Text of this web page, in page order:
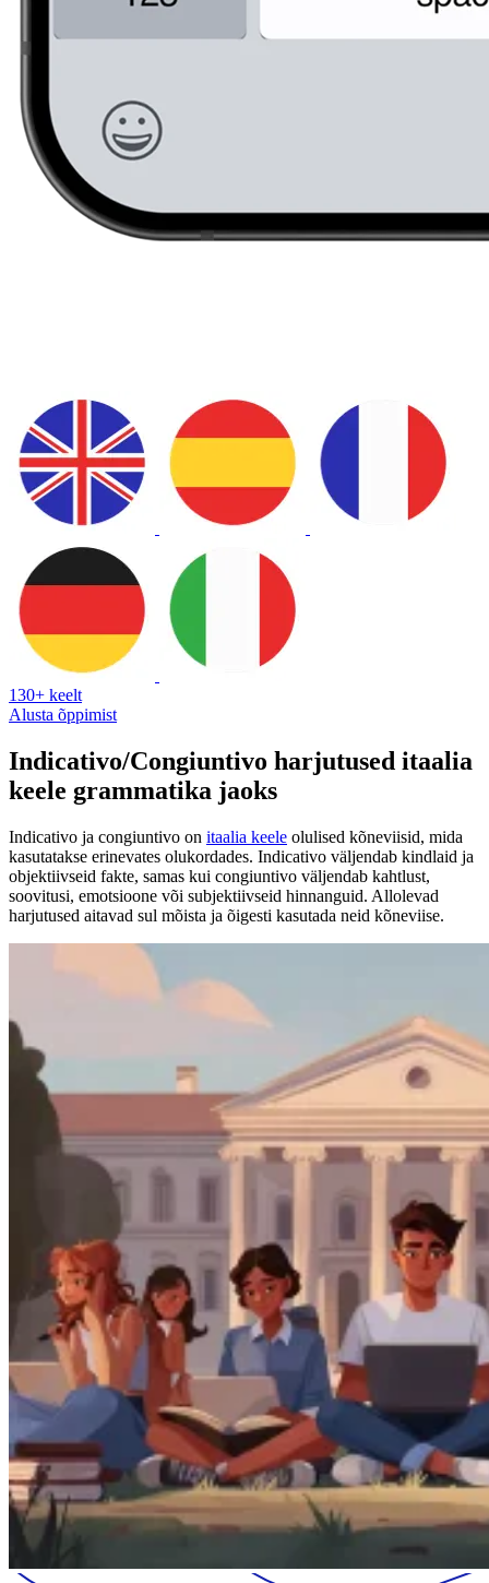
130+ keelt
Alusta õppimist
Indicativo/Congiuntivo harjutused itaalia
keele grammatika jaoks
Indicativo ja congiuntivo on itaalia keele olulised kõneviisid, mida
kasutatakse erinevates olukordades. Indicativo väljendab kindlaid ja
objektiivseid fakte, samas kui congiuntivo väljendab kahtlust,
soovitusi, emotsioone või subjektiivseid hinnanguid. Allolevad
harjutused aitavad sul mõista ja õigesti kasutada neid kõneviise.